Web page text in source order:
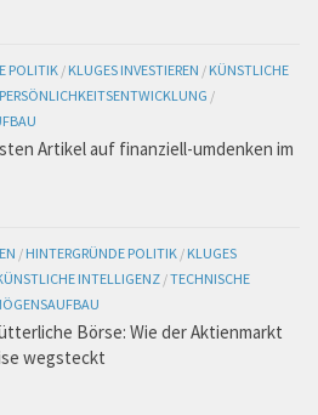
POLITIK / KLUGES INVESTIEREN / KÜNSTLICHE
PERSÖNLICHKEITSENTWICKLUNG /
Artikel auf finanziell-umdenken im
/ HINTERGRÜNDE POLITIK / KLUGES
INTELLIGENZ /TECHNISCHE
Börse: Wie der Aktienmarkt
wegsteckt